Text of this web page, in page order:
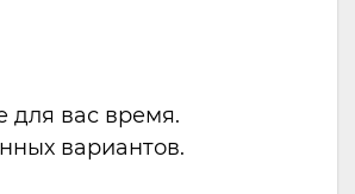
для вас время.
вариантов.